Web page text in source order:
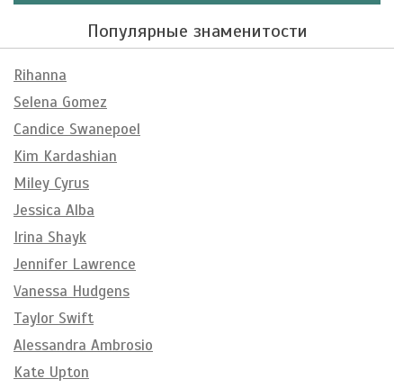
Популярные знаменитости
Rihanna
Selena Gomez
Candice Swanepoel
Kim Kardashian
Miley Cyrus
Jessica Alba
Irina Shayk
Jennifer Lawrence
Vanessa Hudgens
Taylor Swift
Alessandra Ambrosio
Kate Upton